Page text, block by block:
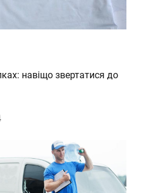
навіщо звертатися до